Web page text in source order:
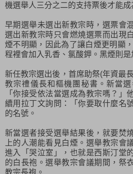
機選舉人三分之二的支持票後才能成
早期選舉未選出新教宗時，選票會
選出新教宗時只會燃燒選票而出現
煙不明顯，因此為了讓白煙更明顯
程裡會加入乳香、氯酸鉀。黑煙則是
新任教宗選出後，首席助祭(年資最
教宗禮儀長和樞機團秘書。新當選
「你接受依法當選成為教宗嗎？」
續用拉丁文詢問：「你要取什麼名
的名號。
新當選者接受選舉結果後，就要焚
上的人潮能看見白煙。選舉教宗會
進入「哭泣室」，也就是西斯汀堂
的白長袍。選舉教宗會議期間，祭
教宗長袍。